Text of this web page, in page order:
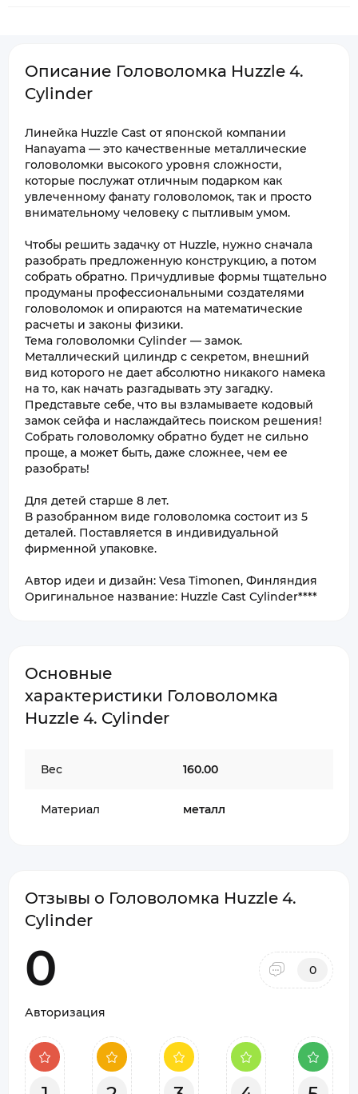
Описание Головоломка Huzzle 4.
Cylinder
Линейка Huzzle Cast от японской компании
Hanayama — это качественные металлические
головоломки высокого уровня сложности,
которые послужат отличным подарком как
увлеченному фанату головоломок, так и просто
внимательному человеку с пытливым умом.
Чтобы решить задачку от Huzzle, нужно сначала
разобрать предложенную конструкцию, а потом
собрать обратно. Причудливые формы тщательно
продуманы профессиональными создателями
головоломок и опираются на математические
расчеты и законы физики.
Тема головоломки Cylinder — замок.
Металлический цилиндр с секретом, внешний
вид которого не дает абсолютно никакого намека
на то, как начать разгадывать эту загадку.
Представьте себе, что вы взламываете кодовый
замок сейфа и наслаждайтесь поиском решения!
Собрать головоломку обратно будет не сильно
проще, а может быть, даже сложнее, чем ее
разобрать!
Для детей старше 8 лет.
В разобранном виде головоломка состоит из 5
деталей. Поставляется в индивидуальной
фирменной упаковке.
Автор идеи и дизайн: Vesa Timonen, Финляндия
Оригинальное название: Huzzle Cast Cylinder****
Основные
характеристики Головоломка
Huzzle 4. Cylinder
Вес 160.00
Материал металл
Отзывы о Головоломка Huzzle 4.
Cylinder
0 0
Авторизация